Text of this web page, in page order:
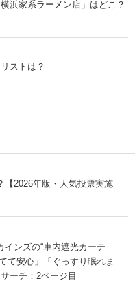
浜家系ラーメン店」はどこ？
ストは？
【2026年版・人気投票実施
ンズの“車内遮光カーテ
て安心」「ぐっすり眠れま
ーチ：2ページ目